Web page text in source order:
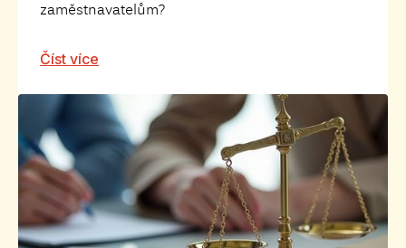
zaměstnavatelům?
Číst více